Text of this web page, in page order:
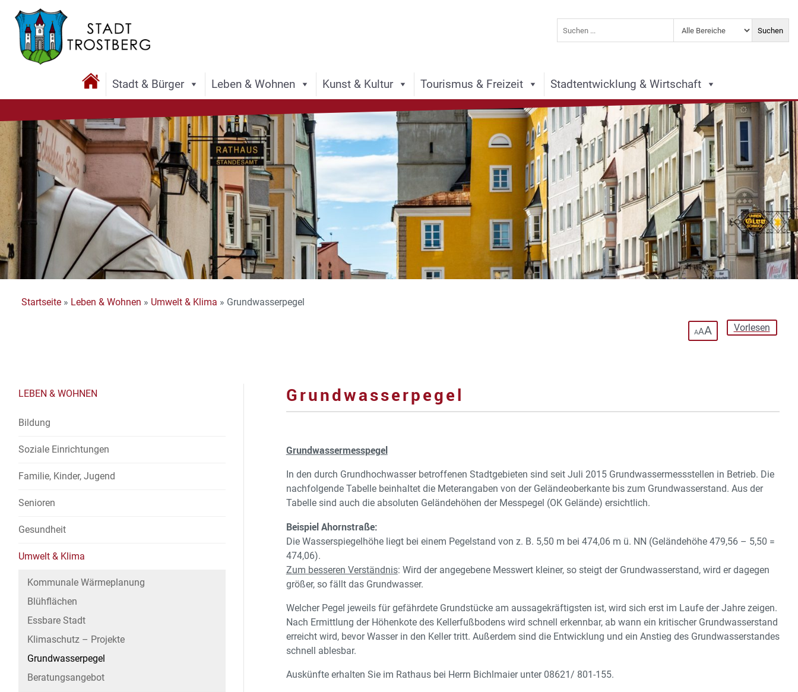
Stadt & Bürger Leben & Wohnen Kunst & Kultur Tourismus & Freizeit Stadtentwicklung & Wirtschaft
Startseite» Leben & Wohnen » Umwelt & Klima » Grundwasserpegel
Vorlesen
AAA
LEBEN & WOHNEN
Bildung
Soziale Einrichtungen
Familie, Kinder, Jugend
Senioren
Gesundheit
Umwelt & Klima
Kommunale Wärmeplanung
Blühflächen
Essbare Stadt
Klimaschutz – Projekte
Grundwasserpegel
Beratungsangebot
Grundwasserpegel
Grundwassermesspegel
In den durch Grundhochwasser betroffenen Stadtgebieten sind seit Juli 2015 Grundwassermessstellen in Betrieb. Die
nachfolgende Tabelle beinhaltet die Meterangaben von der Geländeoberkante bis zum Grundwasserstand. Aus der
Tabelle sind auch die absoluten Geländehöhen der Messpegel (OK Gelände) ersichtlich.
Beispiel Ahornstraße:
Die Wasserspiegelhöhe liegt bei einem Pegelstand von z. B. 5,50 m bei 474,06 m ü. NN (Geländehöhe 479,56 – 5,50 =
474,06).
Zum besseren Verständnis: Wird der angegebene Messwert kleiner, so steigt der Grundwasserstand, wird er dagegen
größer, so fällt das Grundwasser.
Welcher Pegel jeweils für gefährdete Grundstücke am aussagekräftigsten ist, wird sich erst im Laufe der Jahre zeigen.
Nach Ermittlung der Höhenkote des Kellerfußbodens wird schnell erkennbar, ab wann ein kritischer Grundwasserstand
erreicht wird, bevor Wasser in den Keller tritt. Außerdem sind die Entwicklung und ein Anstieg des Grundwasserstandes
schnell ablesbar.
Auskünfte erhalten Sie im Rathaus bei Herrn Bichlmaier unter 08621/ 801-155.